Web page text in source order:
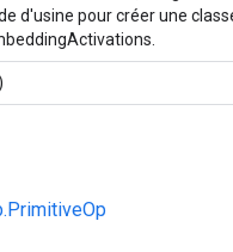
d'usine pour créer une